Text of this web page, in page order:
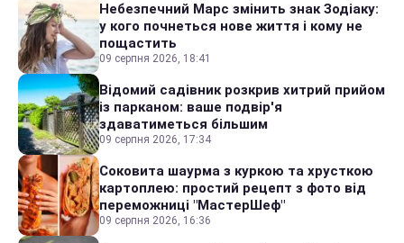
Небезпечний Марс змінить знак Зодіаку:
у кого почнеться нове життя і кому не
пощастить
09 серпня 2026, 18:41
Відомий садівник розкрив хитрий прийом
із парканом: ваше подвір'я
здаватиметься більшим
09 серпня 2026, 17:34
Соковита шаурма з куркою та хрусткою
картоплею: простий рецепт з фото від
переможниці "МастерШеф"
09 серпня 2026, 16:36